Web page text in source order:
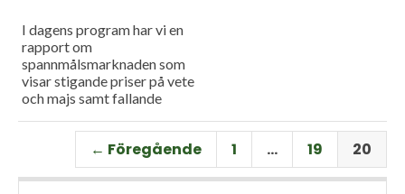
I dagens program har vi en
rapport om
spannmålsmarknaden som
visar stigande priser på vete
och majs samt fallande
premiär för vårt
måndagsprogram med en
längre intervju med Erik
Stjerndahl vd för HIR Skåne,
← Föregående 1 … 19 20